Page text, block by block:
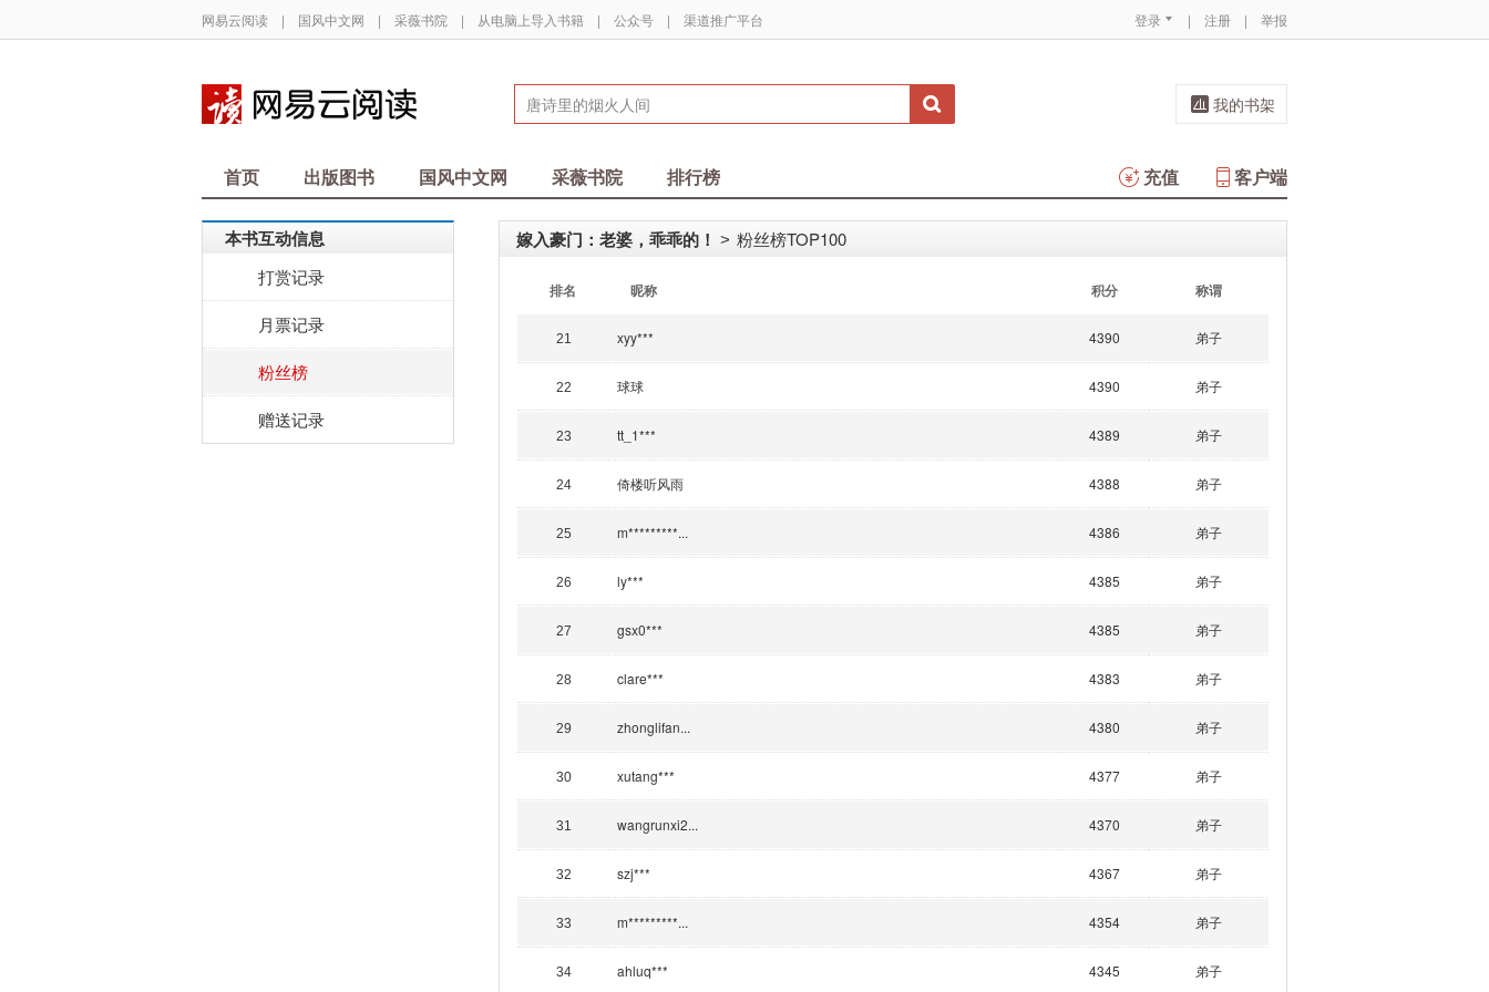
网易云阅读 | 国风中文网 | 采薇书院 | 从电脑上导入书籍 | 公众号 | 渠道推广平台 登录 | 注册 | 举报
我的书架
首页 出版图书 国风中文网 采薇书院 排行榜 客户端
充值
本书互动信息
打赏记录
月票记录
粉丝榜
赠送记录
嫁入豪门：老婆，乖乖的！ > 粉丝榜TOP100
排名 昵称 积分 称谓
21 xyy*** 4390 弟子
22 球球 4390 弟子
23 tt_1*** 4389 弟子
24 倚楼听风雨 4388 弟子
25 m*********... 4386 弟子
26 ly*** 4385 弟子
27 gsx0*** 4385 弟子
28 clare*** 4383 弟子
29 zhonglifan... 4380 弟子
30 xutang*** 4377 弟子
31 wangrunxi2... 4370 弟子
32 szj*** 4367 弟子
33 m*********... 4354 弟子
34 ahluq*** 4345 弟子